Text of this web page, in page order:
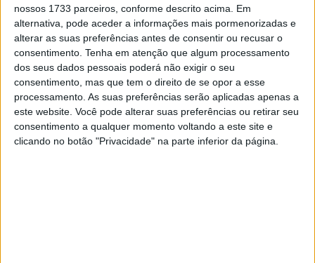
nossos 1733 parceiros, conforme descrito acima. Em
alternativa, pode aceder a informações mais pormenorizadas e
alterar as suas preferências antes de consentir ou recusar o
consentimento. Tenha em atenção que algum processamento
dos seus dados pessoais poderá não exigir o seu
consentimento, mas que tem o direito de se opor a esse
processamento. As suas preferências serão aplicadas apenas a
este website. Você pode alterar suas preferências ou retirar seu
consentimento a qualquer momento voltando a este site e
clicando no botão "Privacidade" na parte inferior da página.
MotoGP: Reviravolta? Miguel Oliveira pode
ter vaga em 2026
28 AGOSTO, 2025
MotoGP: Paolo Campinoti (Pramac) faz
revelações ‘desconfortáveis’ sobre Marc
Márquez
16 OUTUBRO, 2025
MotoGP: Toprak Razgatlioglu ‘muito